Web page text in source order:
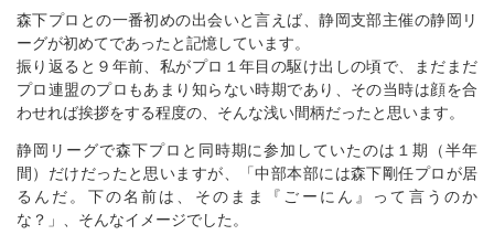
森下プロとの一番初めの出会いと言えば、静岡支部主催の静岡リ
ーグが初めてであったと記憶しています。
振り返ると９年前、私がプロ１年目の駆け出しの頃で、まだまだ
プロ連盟のプロもあまり知らない時期であり、その当時は顔を合
わせれば挨拶をする程度の、そんな浅い間柄だったと思います。
静岡リーグで森下プロと同時期に参加していたのは１期（半年
間）だけだったと思いますが、「中部本部には森下剛任プロが居
るんだ。下の名前は、そのまま『ごーにん』って言うのか
な？」、そんなイメージでした。